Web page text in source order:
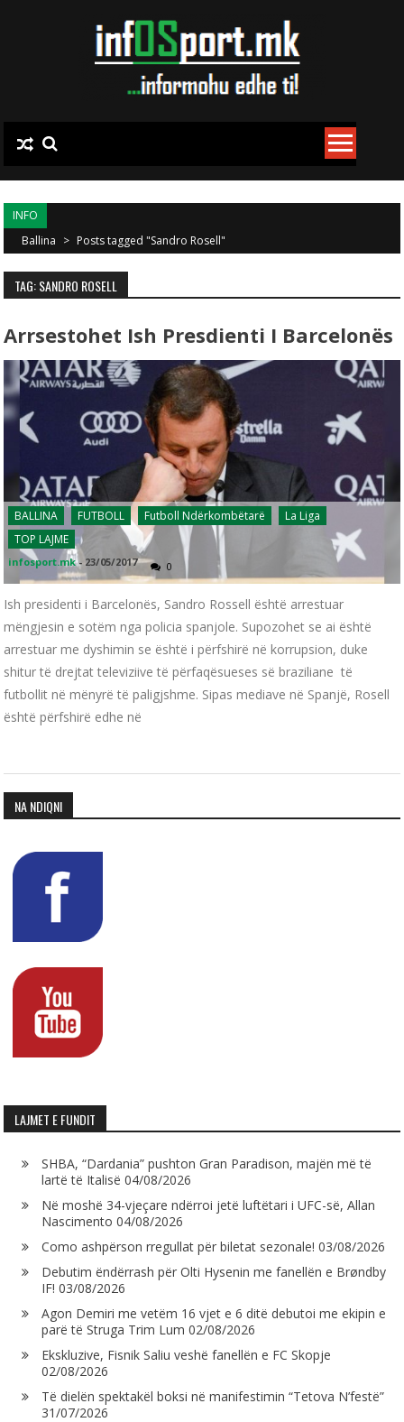
INFO
Ballina > Posts tagged "Sandro Rosell"
TAG: SANDRO ROSELL
Arrsestohet Ish Presdienti I Barcelonës
BALLINA FUTBOLL Futboll Ndërkombëtarë
La Liga
TOP LAJME
infosport.mk - 23/05/2017 0
Ish presidenti i Barcelonës, Sandro Rossell është arrestuar
mëngjesin e sotëm nga policia spanjole. Supozohet se ai është
arrestuar me dyshimin se është i përfshirë në korrupsion, duke
shitur të drejtat televiziive të përfaqësueses së braziliane të
futbollit në mënyrë të paligjshme. Sipas mediave në Spanjë, Rosell
është përfshirë edhe në
NA NDIQNI
LAJMET E FUNDIT
SHBA, “Dardania” pushton Gran Paradison, majën më të
lartë të Italisë 04/08/2026
Në moshë 34-vjeçare ndërroi jetë luftëtari i UFC-së, Allan
Nascimento 04/08/2026
Como ashpërson rregullat për biletat sezonale! 03/08/2026
Debutim ëndërrash për Olti Hysenin me fanellën e Brøndby
IF! 03/08/2026
Agon Demiri me vetëm 16 vjet e 6 ditë debutoi me ekipin e
parë të Struga Trim Lum 02/08/2026
Ekskluzive, Fisnik Saliu veshë fanellën e FC Skopje
02/08/2026
Të dielën spektakël boksi në manifestimin “Tetova N’festë”
31/07/2026